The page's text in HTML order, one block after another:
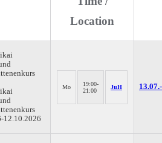
Location
12.10.2026
Mo
19:00-
21:00
JuH 13.07.-